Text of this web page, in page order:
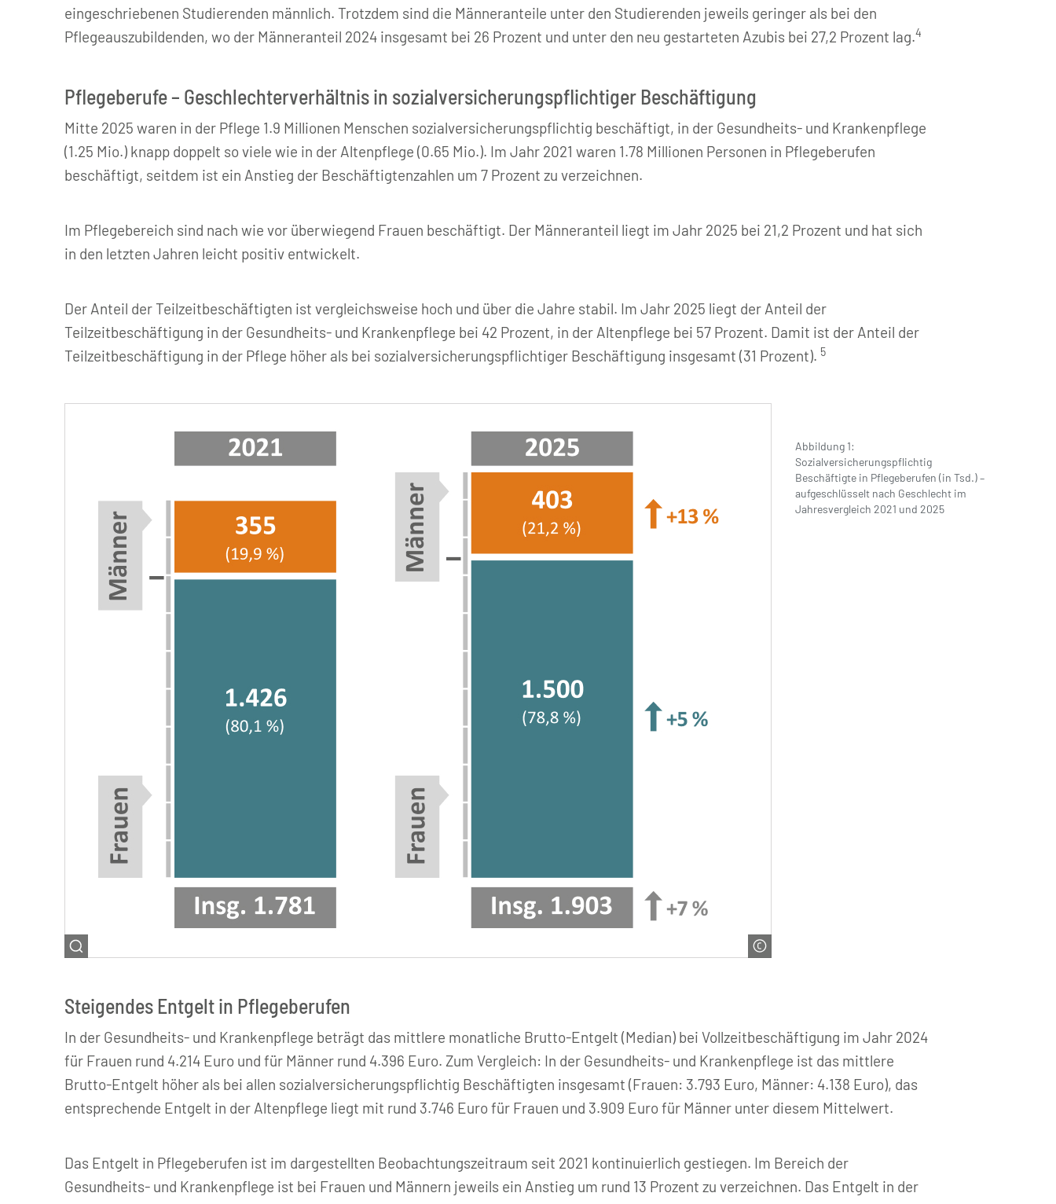
eingeschriebenen Studierenden männlich. Trotzdem sind die Männeranteile unter den Studierenden jeweils geringer als bei den
Pflegeauszubildenden, wo der Männeranteil 2024 insgesamt bei 26 Prozent und unter den neu gestarteten Azubis bei 27,2 Prozent lag.4
Pflegeberufe – Geschlechterverhältnis in sozialversicherungspflichtiger Beschäftigung
Mitte 2025 waren in der Pflege 1.9 Millionen Menschen sozialversicherungspflichtig beschäftigt, in der Gesundheits- und Krankenpflege
(1.25 Mio.) knapp doppelt so viele wie in der Altenpflege (0.65 Mio.). Im Jahr 2021 waren 1.78 Millionen Personen in Pflegeberufen
beschäftigt, seitdem ist ein Anstieg der Beschäftigtenzahlen um 7 Prozent zu verzeichnen.
Im Pflegebereich sind nach wie vor überwiegend Frauen beschäftigt. Der Männeranteil liegt im Jahr 2025 bei 21,2 Prozent und hat sich
in den letzten Jahren leicht positiv entwickelt.
Der Anteil der Teilzeitbeschäftigten ist vergleichsweise hoch und über die Jahre stabil. Im Jahr 2025 liegt der Anteil der
Teilzeitbeschäftigung in der Gesundheits- und Krankenpflege bei 42 Prozent, in der Altenpflege bei 57 Prozent. Damit ist der Anteil der
Teilzeitbeschäftigung in der Pflege höher als bei sozialversicherungspflichtiger Beschäftigung insgesamt (31 Prozent). 5
Abbildung 1:
Sozialversicherungspflichtig
Beschäftigte in Pflegeberufen (in Tsd.) –
aufgeschlüsselt nach Geschlecht im
Jahresvergleich 2021 und 2025
Steigendes Entgelt in Pflegeberufen
In der Gesundheits- und Krankenpflege beträgt das mittlere monatliche Brutto-Entgelt (Median) bei Vollzeitbeschäftigung im Jahr 2024
für Frauen rund 4.214 Euro und für Männer rund 4.396 Euro. Zum Vergleich: In der Gesundheits- und Krankenpflege ist das mittlere
Brutto-Entgelt höher als bei allen sozialversicherungspflichtig Beschäftigten insgesamt (Frauen: 3.793 Euro, Männer: 4.138 Euro), das
entsprechende Entgelt in der Altenpflege liegt mit rund 3.746 Euro für Frauen und 3.909 Euro für Männer unter diesem Mittelwert.
Das Entgelt in Pflegeberufen ist im dargestellten Beobachtungszeitraum seit 2021 kontinuierlich gestiegen. Im Bereich der
Gesundheits- und Krankenpflege ist bei Frauen und Männern jeweils ein Anstieg um rund 13 Prozent zu verzeichnen. Das Entgelt in der